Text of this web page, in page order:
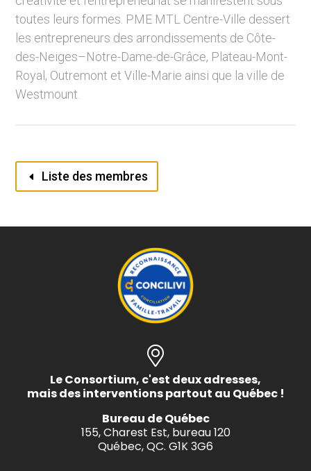
toutes leurs formes. PME MTL Centre-Ville dessert
les entrepreneurs des arrondissements de Côte-
des-Neiges–Notre-Dame-de-Grâce, Plateau-Mont-
Royal, Outremont et Ville-Marie ainsi que la ville de
Westmount.
Liste des membres
Le Consortium, c'est deux adresses,
mais des interventions partout au Québec !
Bureau de Québec
155, Charest Est, bureau 120
Québec, QC. G1K 3G6